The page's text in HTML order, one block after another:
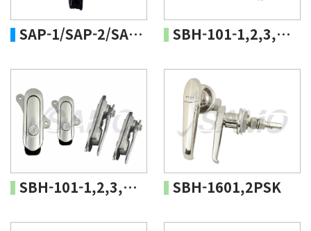
SAP-1/SAP-2/SAP-3 SBH-101-1,2,3,4KBS-316
SBH-101-1,2,3,4KS-316 SBH-1601,2PSK